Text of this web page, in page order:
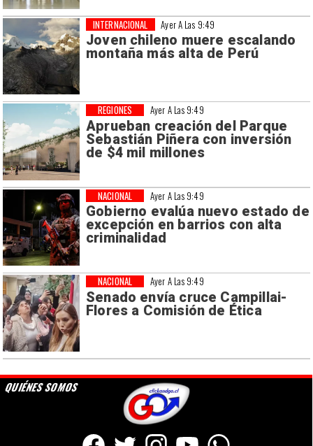
Ayer A Las 9:49
Joven chileno muere escalando
montaña más alta de Perú
INTERNACIONAL
Ayer A Las 9:49
Aprueban creación del Parque
Sebastián Piñera con inversión
de $4 mil millones
REGIONES
Ayer A Las 9:49
Gobierno evalúa nuevo estado de
excepción en barrios con alta
criminalidad
NACIONAL
Ayer A Las 9:49
Senado envía cruce Campillai-
Flores a Comisión de Ética
NACIONAL
QUIÉNES SOMOS